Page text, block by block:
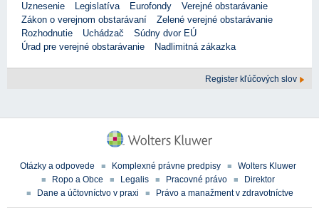
Uznesenie
Legislatíva Eurofondy
Verejné obstarávanie
Zákon o verejnom obstarávaní
Zelené verejné obstarávanie
Rozhodnutie
Uchádzač
Súdny dvor EÚ
Úrad pre verejné obstarávanie
Nadlimitná zákazka
Register kľúčových slov
Otázky a odpovede Komplexné právne predpisy
Wolters Kluwer
Ropo a Obce
Legalis Pracovné právo
Direktor
Dane a účtovníctvo v praxi
Právo a manažment v zdravotníctve